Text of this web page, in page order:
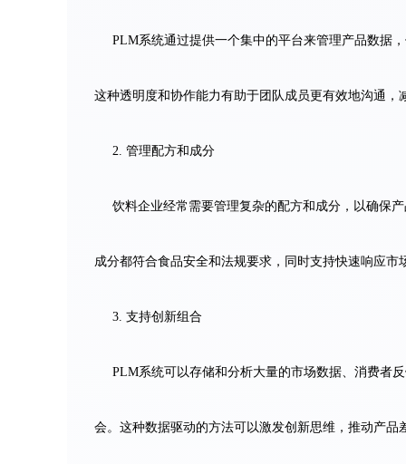
PLM系统通过提供一个集中的平台来管理产品数据
这种透明度和协作能力有助于团队成员更有效地沟通，
2. 管理配方和成分
饮料企业经常需要管理复杂的配方和成分，以确保
成分都符合食品安全和法规要求，同时支持快速响应市
3. 支持创新组合
PLM系统可以存储和分析大量的市场数据、消费者
会。这种数据驱动的方法可以激发创新思维，推动产品